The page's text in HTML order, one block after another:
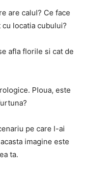
are calul? Ce face
locatia cubului?
afla florile si cat de
Ploua, este
pe care l-ai
imagine este
ta.